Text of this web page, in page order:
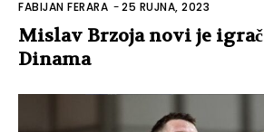
FABIJAN FERARA -25 RUJNA, 2023
Mislav Brzoja novi je igrač
Dinama